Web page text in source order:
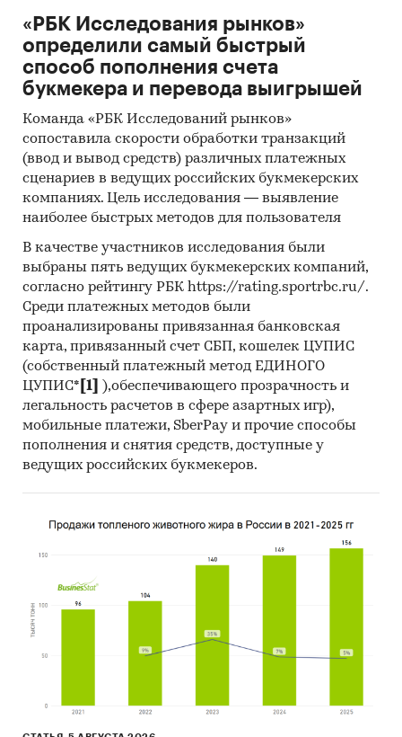
«РБК Исследования рынков»
определили самый быстрый
способ пополнения счета
букмекера и перевода выигрышей
Команда «РБК Исследований рынков»
сопоставила скорости обработки транзакций
(ввод и вывод средств) различных платежных
сценариев в ведущих российских букмекерских
компаниях. Цель исследования — выявление
наиболее быстрых методов для пользователя
В качестве участников исследования были
выбраны пять ведущих букмекерских компаний,
согласно рейтингу РБК https://rating.sportrbc.ru/.
Среди платежных методов были
проанализированы привязанная банковская
карта, привязанный счет СБП, кошелек ЦУПИС
(собственный платежный метод ЕДИНОГО
ЦУПИС* [1]
),обеспечивающего прозрачность и
легальность расчетов в сфере азартных игр),
мобильные платежи, SberPay и прочие способы
пополнения и снятия средств, доступные у
ведущих российских букмекеров.